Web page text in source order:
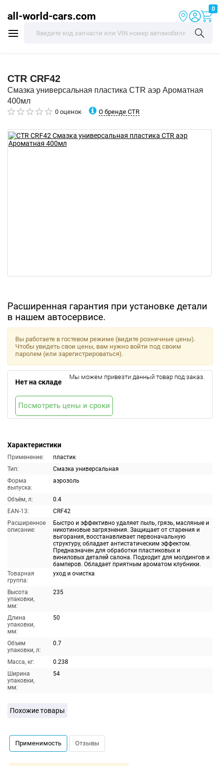
all-world-cars.com
0
CTR CRF42
Смазка универсальная пластика CTR аэр Ароматная
400мл
0 оценок О бренде CTR
Расширенная гарантия при установке детали
в нашем автосервисе.
Характеристики
Применение:
пластик
Тип:
Смазка универсальная
Форма
выпуска:
аэрозоль
Объём, л:
0.4
EAN-13:
CRF42
Расширенное
описание:
Быстро и эффективно удаляет пыль, грязь, масляные и
никотиновые загрязнения. Защищает от старения и
выгорания, восстанавливает первоначальную
структуру, обладает антистатическим эффектом.
Предназначен для обработки пластиковых и
виниловых деталей салона. Подходит для молдингов и
бамперов. Обладает приятным ароматом клубники.
Товарная
группа:
уход и очистка
Высота
упаковки,
мм:
235
Длина
упаковки,
мм:
50
Объем
упаковки, л:
0.7
Масса, кг:
0.238
Ширина
упаковки,
мм:
54
Вы работаете в гостевом режиме (видите розничные цены).
Чтобы увидеть свои цены, вам нужно войти под своим
паролем (или зарегистрироваться).
Нет на складе
Мы можем привезти данный товар под заказ.
Посмотреть цены и сроки
Похожие товары
Применимость Отзывы